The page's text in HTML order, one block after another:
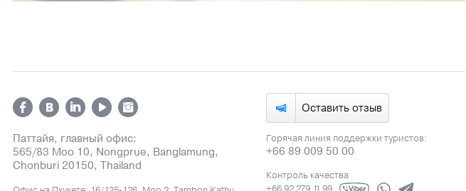
Оставить отзыв
Паттайя, главный офис:
565/83 Moo 10, Nongprue, Banglamung,
Chonburi 20150, Thailand
Горячая линия поддержки туристов:
+66 89 009 50 00
Контроль качества